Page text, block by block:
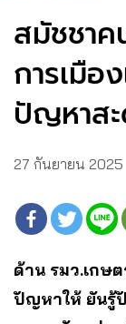
สมัชชา
การเมือ
ปัญหาส
27 กันยายน 2025
ด้าน รมว.เกษ
ปัญหาให้ ยันรู้